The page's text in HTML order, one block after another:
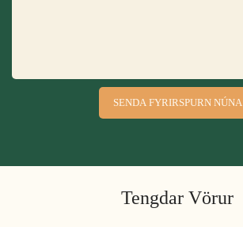
SENDA FYRIRSPURN NÚNA
Tengdar Vörur